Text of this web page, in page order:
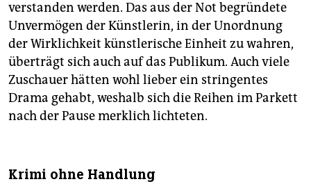
verstanden werden. Das aus der Not begründete
Unvermögen der Künstlerin, in der Unordnung
der Wirklichkeit künstlerische Einheit zu wahren,
überträgt sich auch auf das Publikum. Auch viele
Zuschauer hätten wohl lieber ein stringentes
Drama gehabt, weshalb sich die Reihen im Parkett
nach der Pause merklich lichteten.
Krimi ohne Handlung